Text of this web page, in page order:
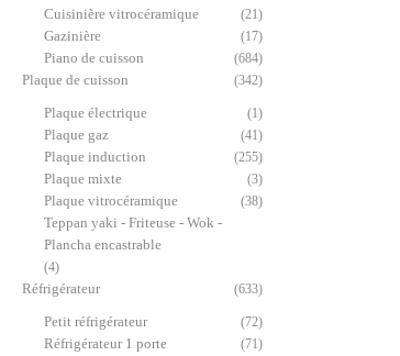
Cuisinière vitrocéramique (21)
Gazinière (17)
Piano de cuisson (684)
Plaque de cuisson (342)
Plaque électrique (1)
Plaque gaz (41)
Plaque induction (255)
Plaque mixte (3)
Plaque vitrocéramique (38)
Teppan yaki - Friteuse - Wok -
Plancha encastrable
(4)
Réfrigérateur (633)
Petit réfrigérateur (72)
Réfrigérateur 1 porte (71)